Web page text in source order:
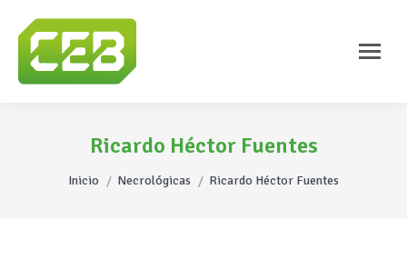
Ricardo Héctor Fuentes
Estás aquí:
Inicio Necrológicas Ricardo Héctor Fuentes